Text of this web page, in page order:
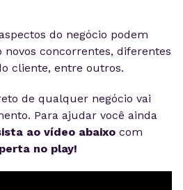
do negócio podem
concorrentes, diferentes
cliente, entre outros.
de qualquer negócio vai
Para ajudar você ainda
ao vídeo abaixo com
no play!